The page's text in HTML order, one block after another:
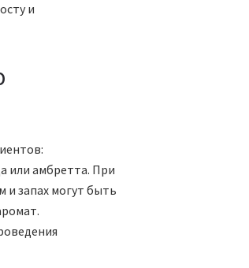
и
или амбретта. При
и запах могут быть